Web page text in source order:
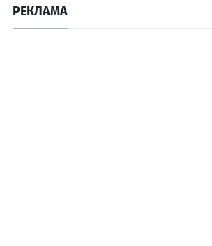
РЕКЛАМА